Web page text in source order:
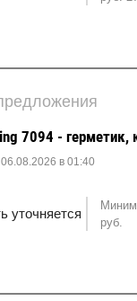
7094 -
в 01:40
уточняется
руб.